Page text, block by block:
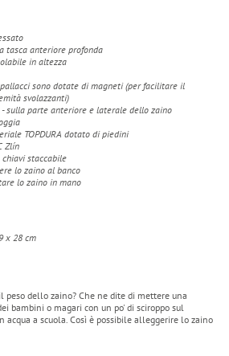
tasca anteriore profonda
in altezza
sono dotate di magneti (per facilitare il
svolazzanti)
parte anteriore e laterale dello zaino
TOPDURA dotato di piedini
Zlín
staccabile
lo zaino al banco
lo zaino in mano
x 28 cm
dello zaino? Che ne dite di mettere una
bambini o magari con un po' di sciroppo sul
acqua a scuola. Così è possibile alleggerire lo zaino